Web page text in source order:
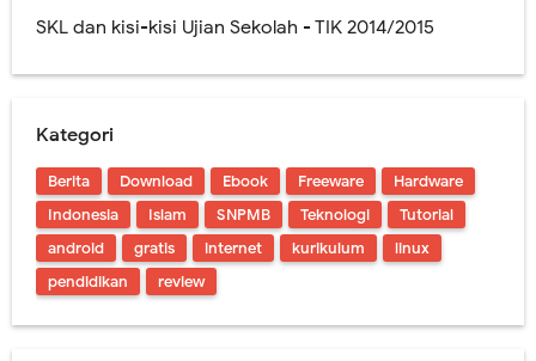
SKL dan kisi-kisi Ujian Sekolah - TIK 2014/2015
Kategori
Berita Download Ebook Freeware
Hardware
Indonesia
Islam SNPMB Teknologi
Tutorial
android
gratis internet kurikulum
linux
pendidikan
review